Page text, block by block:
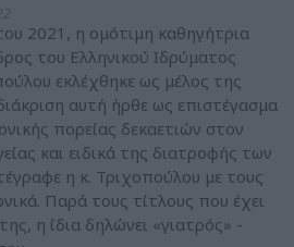
2021, η ομότιμη καθηγήτρια
του Ελληνικού Ιδρύματος
εκλέχθηκε ως μέλος της
αυτή ήρθε ως επιστέγασμα
πορείας δεκαετιών στον
και ειδικά της διατροφής των
η κ. Τριχοπούλου με τους
Παρά τους τίτλους που έχει
η ίδια δηλώνει «γιατρός» -